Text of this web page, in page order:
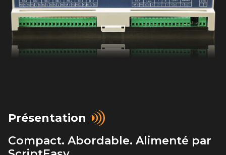
Présentation
Compact. Abordable. Alimenté par